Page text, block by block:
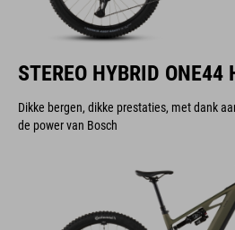
STEREO HYBRID ONE44
Dikke bergen, dikke prestaties, met dank
de power van Bosch